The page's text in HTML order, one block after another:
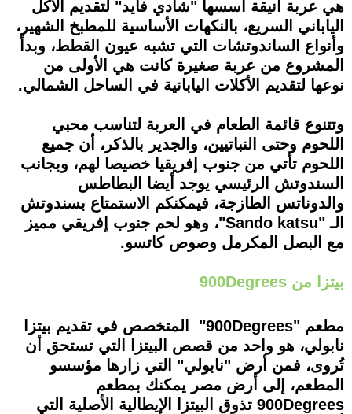
هي عربة أنيقة أسسها "شادي فايد" لتقديم الأكل
الياباني السريع، بالنكهات الأساسية للمطبخ الشهير،
وأنواع الساندوتشات التي تشبه عيون القطط، وبدأ
المشروع من عربة صغيرة كانت هي الأولى من
نوعها لتقديم الأكلات اليابانية في الساحل الشمالي.
وتتنوع قائمة الطعام في العربة لتناسب محبي
اللحوم وحتى النباتيين، والجدير بالذكر، أن جميع
اللحوم تأتي من جنوب إفريقيا خصيصا لهم، وبجانب
السندوتش الرئيسي يوجد أيضا البطاطس
والدوناتس الطازجة، فيمكنكم الاستمتاع بسندوتش
الـ "Sando katsu"، وهو لحم جنوب إفريقي مميز
مع البصل المكرمل وصوص كاتسو.
بيتزا من 900Degrees
مطعم "900Degrees" المتخصص في تقديم بيتزا
نابولي، هو واحد من قصص البيتزا التي تستحق أن
تُروى، فمن أرض "نابولي" التي زارها مؤسسو
المطعم، إلى أرض مصر يمكنك بمطعم
900Degrees تذوق البيتزا الإيطالية الأصلية التي